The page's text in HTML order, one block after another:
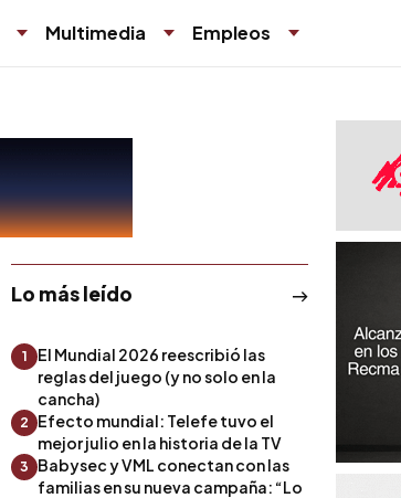
Multimedia Empleos
Lo más leído
1
El Mundial 2026 reescribió las
reglas del juego (y no solo en la
cancha)
2
Efecto mundial: Telefe tuvo el
mejor julio en la historia de la TV
3
Babysec y VML conectan con las
familias en su nueva campaña: “Lo